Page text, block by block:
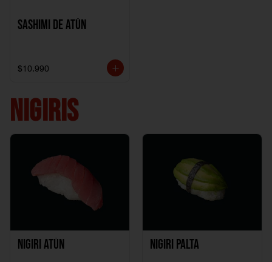
Sashimi de Atún
$10.990
NIGIRIS
Nigiri Atún Nigiri Palta